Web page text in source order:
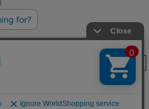
絞り込み
CO.,LTD. All Rights Reserved.